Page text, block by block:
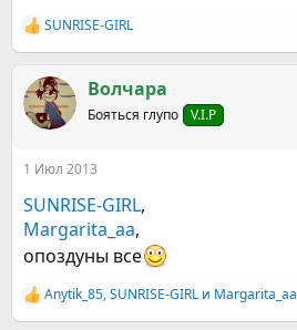
Р
е
к
ц
и
SUNRISE-GIRL
Волчара
Бояться глупо V.I.P
1 Июл 2013
SUNRISE-GIRL,
Margarita_aa,
опоздуны все
Р
е
Anytik_85,SUNRISE-GIRL и Margarita_aa